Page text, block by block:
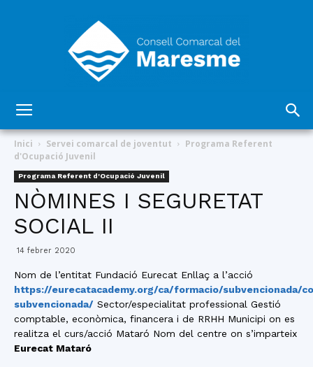
Comarcal
Maresme
Inici Servei comarcal de joventut
Programa Referent
d'Ocupació Juvenil
Programa Referent d'Ocupació Juvenil
NÒMINES I SEGURETAT
SOCIAL II
14 febrer 2020
Nom de l’entitat Fundació Eurecat Enllaç a l’acció
https://eurecatacademy.org/ca/formacio/subvencionada/
subvencionada/ Sector/especialitat professional Gestió
comptable, econòmica, financera i de RRHH Municipi on es
realitza el curs/acció Mataró Nom del centre on s’imparteix
Eurecat Mataró